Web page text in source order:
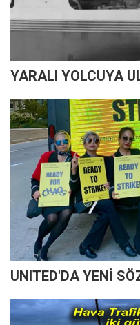
YARALI YOLCUYA
UNITED'DA YENİ